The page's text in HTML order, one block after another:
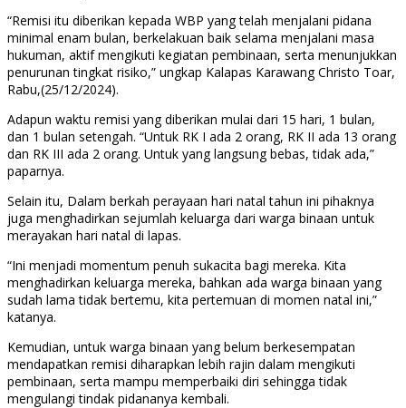
“Remisi itu diberikan kepada WBP yang telah menjalani pidana
minimal enam bulan, berkelakuan baik selama menjalani masa
hukuman, aktif mengikuti kegiatan pembinaan, serta menunjukkan
penurunan tingkat risiko,” ungkap Kalapas Karawang Christo Toar,
Rabu,(25/12/2024).
Adapun waktu remisi yang diberikan mulai dari 15 hari, 1 bulan,
dan 1 bulan setengah. “Untuk RK I ada 2 orang, RK II ada 13 orang
dan RK III ada 2 orang. Untuk yang langsung bebas, tidak ada,”
paparnya.
Selain itu, Dalam berkah perayaan hari natal tahun ini pihaknya
juga menghadirkan sejumlah keluarga dari warga binaan untuk
merayakan hari natal di lapas.
“Ini menjadi momentum penuh sukacita bagi mereka. Kita
menghadirkan keluarga mereka, bahkan ada warga binaan yang
sudah lama tidak bertemu, kita pertemuan di momen natal ini,”
katanya.
Kemudian, untuk warga binaan yang belum berkesempatan
mendapatkan remisi diharapkan lebih rajin dalam mengikuti
pembinaan, serta mampu memperbaiki diri sehingga tidak
mengulangi tindak pidananya kembali.